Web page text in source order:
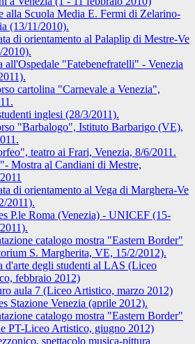
alla Scuola Media E. Fermi di Zelarino-
(13/11/2010).
di orientamento al Palaplip di Mestre-Ve
2010).
all'Ospedale "Fatebenefratelli" - Venezia
cartolina "Carnevale a Venezia",
inglesi (28/3/2011).
"Barbalogo", Istituto Barbarigo (VE),
teatro ai Frari, Venezia, 8/6/2011.
Mostra al Candiani di Mestre,
di orientamento al Vega di Marghera-Ve
2011).
P.le Roma (Venezia) - UNICEF (15-
catalogo mostra "Eastern Border"
S. Margherita, VE, 15/2/2012).
d'arte degli studenti al LAS (Liceo
febbraio 2012)
aula 7 (Liceo Artistico, marzo 2012)
Stazione Venezia (aprile 2012).
catalogo mostra "Eastern Border"
PT-Liceo Artistico, giugno 2012)
spettacolo musica-pittura